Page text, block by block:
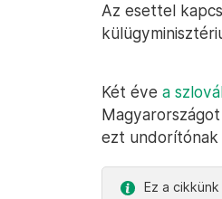
Az esettel
Két éve a
ezt undorítónak
Ez a cikkünk